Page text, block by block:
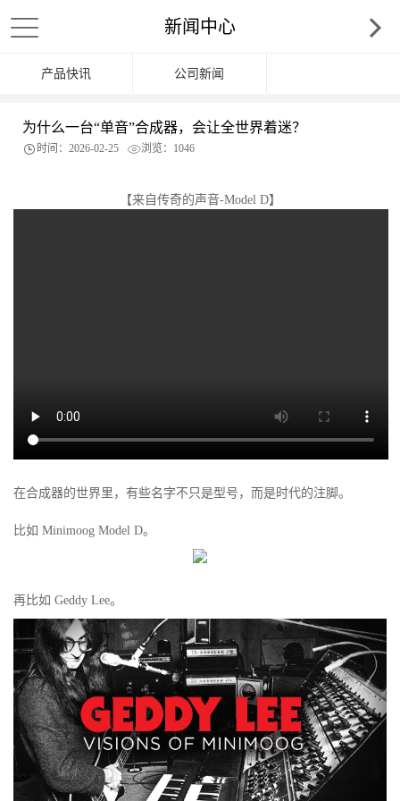
新闻中心
产品快讯 公司新闻
为什么一台“单音”合成器，会让全世界着迷？
时间：2026-02-25 浏览：1046
【来自传奇的声音-Model D】
在合成器的世界里，有些名字不只是型号，而是时代的注脚。
比如 Minimoog Model D。
再比如 Geddy Lee。